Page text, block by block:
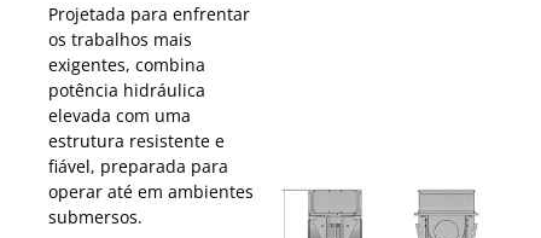
Projetada para enfrentar
os trabalhos mais
exigentes, combina
potência hidráulica
elevada com uma
estrutura resistente e
fiável, preparada para
operar até em ambientes
submersos.